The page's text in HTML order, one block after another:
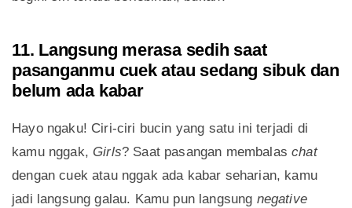
11. Langsung merasa sedih saat
pasanganmu cuek atau sedang sibuk dan
belum ada kabar
Hayo ngaku! Ciri-ciri bucin yang satu ini terjadi di
kamu nggak, Girls? Saat pasangan membalaschat
dengan cuek atau nggak ada kabar seharian, kamu
jadi langsung galau. Kamu pun langsung negative